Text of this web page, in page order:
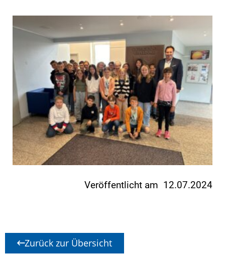
Veröffentlicht am 12.07.2024
Zurück zur Übersicht